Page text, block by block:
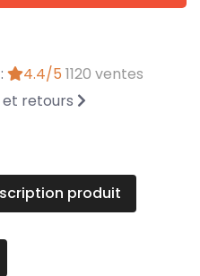
4.4/5 1120 ventes
et retours
produit